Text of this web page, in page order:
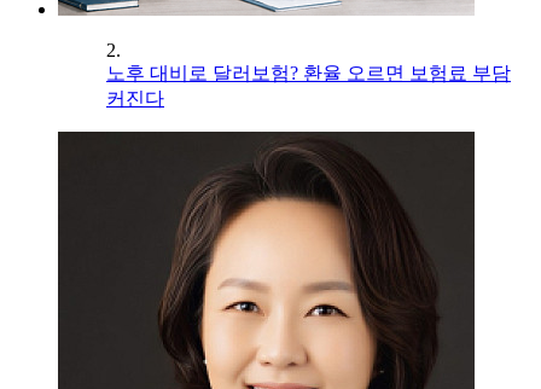
2.
노후 대비로 달러보험? 환율 오르면 보험료 부담
커진다